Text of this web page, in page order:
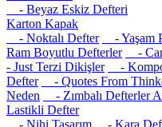
- Beyaz Eskiz Defteri
Karton Kapak
- Noktalı Defter
- Yaşam
Ram Boyutlu Defterler
-
- Just Terzi Dikişler
-
Defter
- Quotes From
Neden
- Zımbalı Defterler
Lastikli Defter
- Nihi Tasarım
- Kara